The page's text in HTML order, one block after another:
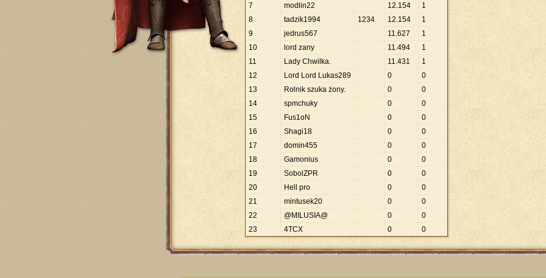
7
modlin22 12.154
1
8
tadzik1994 1234 12.154
1
9
jedrus567 11.627
1
10
lord zany 11.494
1
11
Lady Chwilka. 11.431
1
12
Lord Lord Lukas289 0
0
13
Rolnik szuka żony. 0
0
14
spmchuky 0
0
15
Fus1oN 0
0
16
Shagi18 0
0
17
domin455 0
0
18
Gamonius 0
0
19
SobolZPR 0
0
20
Hell pro 0
0
21
mintusek20 0
0
22
@MILUSIA@ 0
0
23
4TCX 0 0